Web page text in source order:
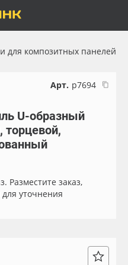
для композитных панелей
Арт. р7694
U-образный
торцевой,
Разместите заказ,
уточнения